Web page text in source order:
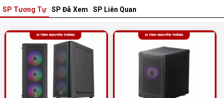
Tổng hợp 7 laptop sinh viên dưới 15 triệu
nên mua
Bạn tìm laptop cho sinh viên dưới 15 triệu mượt
mà, bền bỉ? Xem ngay gợi ý các thương hiệu
laptop bền, cấu hình mạnh cho sinh viên sử dụng
Dịch vụ build PC đồ họa tại Đồng Nai theo
yêu cầu, giá tốt, uy tín
Dịch vụ build PC đồ họa tại Đồng Nai theo yêu
cầu uy tín, tối ưu cấu hình xử lý 3D và dựng video
SP Tương Tự SP Đã Xem SP Liên Quan